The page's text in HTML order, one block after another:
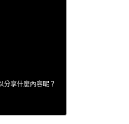
分享什麼內容呢？